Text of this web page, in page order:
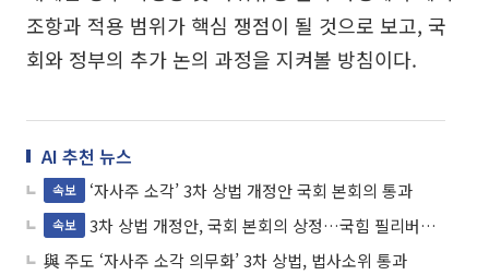
조항과 적용 범위가 핵심 쟁점이 될 것으로 보고, 국
회와 정부의 추가 논의 과정을 지켜볼 방침이다.
AI 추천 뉴스
속보 ‘자사주 소각’ 3차 상법 개정안 국회 본회의 통과
속보
3차 상법 개정안, 국회 본회의 상정…국힘 필리버스터 돌입
與 주도 ‘자사주 소각 의무화’ 3차 상법, 법사소위 통과